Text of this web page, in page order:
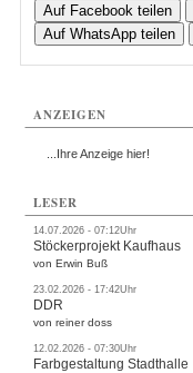
Auf Facebook teilen
Auf WhatsApp teilen
ANZEIGEN
...Ihre Anzeige hier!
LESER
14.07.2026 - 07:12Uhr
Stöckerprojekt Kaufhaus
von Erwin Buß
23.02.2026 - 17:42Uhr
DDR
von reiner doss
12.02.2026 - 07:30Uhr
Farbgestaltung Stadthalle